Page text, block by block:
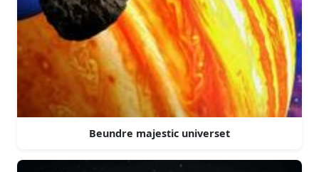
Beundre majestic universet